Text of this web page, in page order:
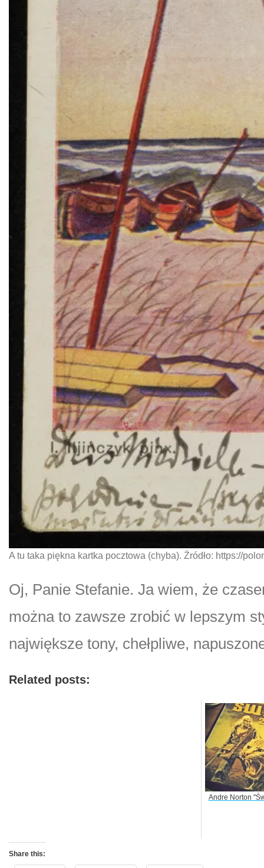
A tu taka piękna kartka pocztowa (chyba). Źródło: https://
Oj, Panie Stefanie. Ja wiem, że
można to zawsze zrobić w lepszym
największe tony, chełpliwe,
Related posts:
Andre Norton
Share this: